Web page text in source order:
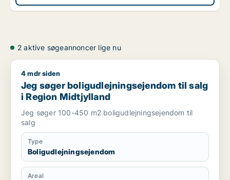
2 aktive søgeannoncer lige nu
Jeg søger boligudlejningsejendom til salg i Region
4 mdr siden
Jeg søger boligudlejningsejendom til salg
i Region Midtjylland
Jeg søger 100-450 m2 boligudlejningsejendom til
salg
Type
Boligudlejningsejendom
Areal